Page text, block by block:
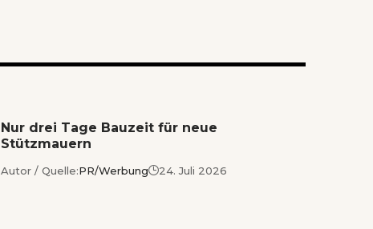
Nur drei Tage Bauzeit für neue
Stützmauern
Autor / Quelle:PR/Werbung 24. Juli 2026